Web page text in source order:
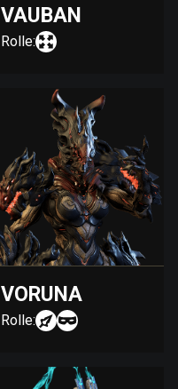
VAUBAN
Rolle:
VORUNA
Rolle: